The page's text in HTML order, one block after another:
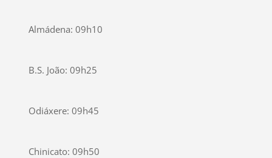
Almádena: 09h10
B.S. João: 09h25
Odiáxere: 09h45
Chinicato: 09h50